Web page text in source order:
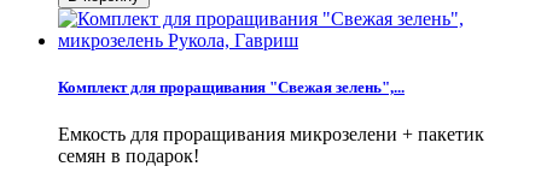
Комплект для проращивания "Свежая зелень",...
Емкость для проращивания микрозелени + пакетик
семян в подарок!